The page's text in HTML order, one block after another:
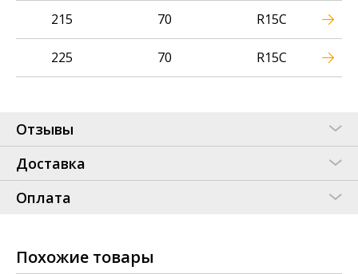
215 70 R15C
225 70 R15C
Отзывы
Доставка
Оплата
Похожие товары